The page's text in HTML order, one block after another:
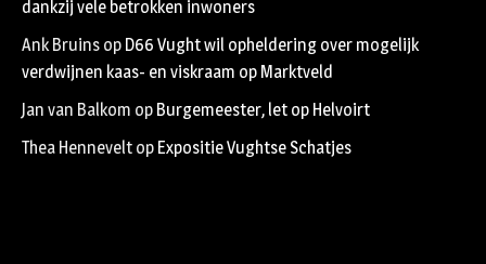
dankzij vele betrokken inwoners
Ank Bruins op D66 Vught wil opheldering over mogelijk
verdwijnen kaas- en viskraam op Marktveld
Jan van Balkom op Burgemeester, let op Helvoirt
Thea Hennevelt op Expositie Vughtse Schatjes